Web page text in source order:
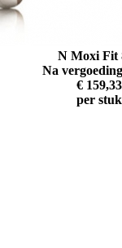
N Moxi Fit
Na
€ 159,33
per stuk